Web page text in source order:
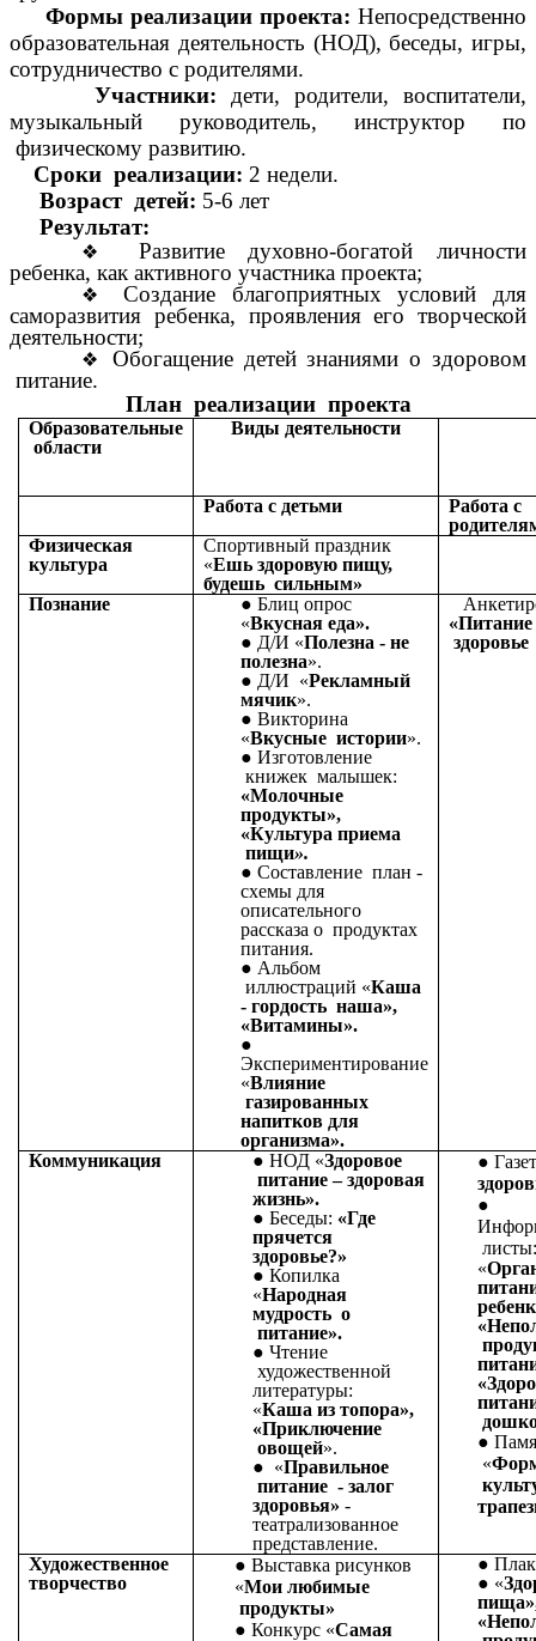
Формы реализации проекта: Непосредственно
образовательная деятельность (НОД), беседы, игры,
сотрудничество с родителями.
Участники: дети, родители, воспитатели,
музыкальный руководитель, инструктор по
физическому развитию.
Сроки реализации: 2 недели.
Возраст детей: 5-6 лет
Результат:
Развитие духовно-богатой личности
ребенка, как активного участника проекта;
Создание благоприятных условий для
саморазвития ребенка, проявления его творческой
деятельности;
Обогащение детей знаниями о здоровом
питание.
План реализации проекта
Образовательные
области
Виды деятельности
Работа с детьми
Работа с
Физическая
культура
Спортивный праздник
«Ешь здоровую пищу,
будешь сильным»
Познание
Блиц опрос
«Вкусная еда».
Д/И «Полезна - не
полезна».
Д/И «Рекламный
мячик».
Викторина
«Вкусные истории».
Изготовление
книжек малышек:
«Молочные
продукты»,
«Культура приема
пищи».
Составление план -
схемы для
описательного
рассказа о продуктах
питания.
Альбом
иллюстраций «Каша
- гордость наша»,
«Витамины».
Экспериментирование
«Влияние
газированных
напитков для
организма».
здоровье
Коммуникация НОД «Здоровое
питание – здоровая
жизнь».
Беседы: «Где
прячется
здоровье?»
Копилка
«Народная
мудрость о
питание».
Чтение
художественной
литературы:
«Каша из топора»,
«Приключение
овощей».
«Правильное
питание - залог
здоровья» -
театрализованное
представление.
листы:
«
«
Художественное
творчество
Выставка рисунков
«Мои любимые
продукты»
Конкурс «Самая
«